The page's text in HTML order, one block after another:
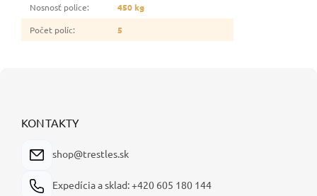
Nosnosť police:
450 kg
Počet políc: 5
KONTAKTY
shop@trestles.sk
Expedícia a sklad: +420 605 180 144